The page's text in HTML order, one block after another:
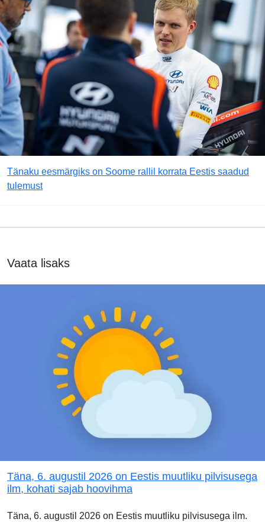
Tänaku eesmärgiks on Soome rallil korrata Eestis saadud
tulemust
Vaata lisaks
Täna, 6. augustil 2026 on Eestis muutliku pilvisusega
ilm, kohati sajab hoovihma
Täna, 6. augustil 2026 on Eestis muutliku pilvisusega ilm.